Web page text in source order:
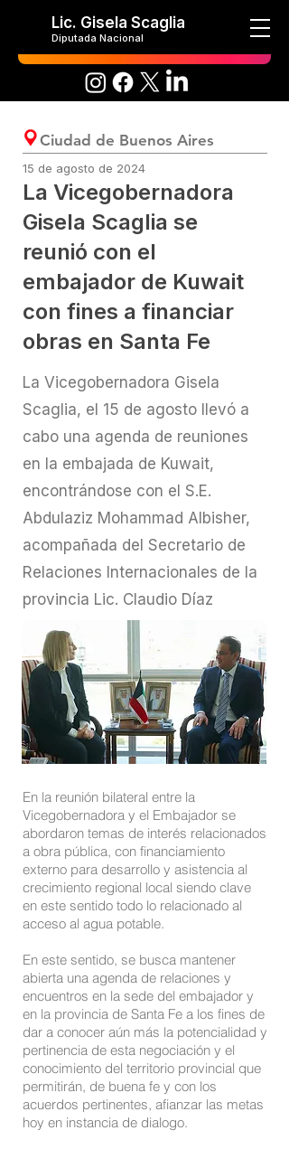
Lic. Gisela Scaglia
Diputada Nacional
Ciudad de Buenos Aires
15 de agosto de 2024
La Vicegobernadora
Gisela Scaglia se
reunió con el
embajador de Kuwait
con fines a financiar
obras en Santa Fe
La Vicegobernadora Gisela
Scaglia, el 15 de agosto llevó a
cabo una agenda de reuniones
en la embajada de Kuwait,
encontrándose con el S.E.
Abdulaziz Mohammad Albisher,
acompañada del Secretario de
Relaciones Internacionales de la
provincia Lic. Claudio Díaz
En la reunión bilateral entre la
Vicegobernadora y el Embajador se
abordaron temas de interés relacionados
a obra pública, con financiamiento
externo para desarrollo y asistencia al
crecimiento regional local siendo clave
en este sentido todo lo relacionado al
acceso al agua potable.
En este sentido, se busca mantener
abierta una agenda de relaciones y
encuentros en la sede del embajador y
en la provincia de Santa Fe a los fines de
dar a conocer aún más la potencialidad y
pertinencia de esta negociación y el
conocimiento del territorio provincial que
permitirán, de buena fe y con los
acuerdos pertinentes, afianzar las metas
hoy en instancia de dialogo.